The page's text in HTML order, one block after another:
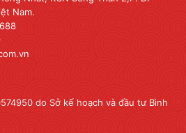
Nam.
do Sở kế hoạch và đầu tư Bình